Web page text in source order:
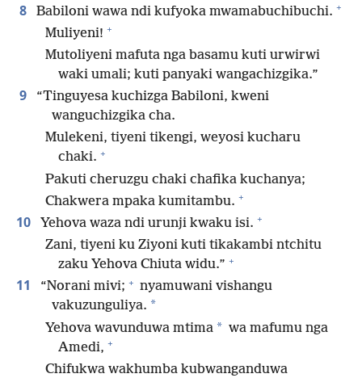
8 Babiloni wawa ndi kufyoka mwamabuchibuchi. +
Muliyeni! +
Mutoliyeni mafuta nga basamu kuti urwirwi
waki umali; kuti panyaki wangachizgika.”
9
“Tinguyesa kuchizga Babiloni, kweni
wanguchizgika cha.
Mulekeni, tiyeni tikengi, weyosi kucharu
chaki. +
Pakuti cheruzgu chaki chafika kuchanya;
Chakwera mpaka kumitambu. +
10 Yehova waza ndi urunji kwaku isi. +
Zani, tiyeni ku Ziyoni kuti tikakambi ntchitu
zaku Yehova Chiuta widu.” +
11 “Norani mivi; + nyamuwani vishangu
vakuzunguliya. *
Yehova wavunduwa mtima * wa mafumu nga
Amedi, +
Chifukwa wakhumba kubwanganduwa